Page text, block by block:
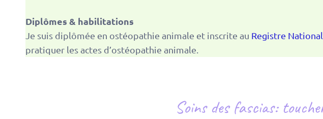
Diplômes & habilitations
Je suis diplômée en ostéopathie animale et inscrite au Registre
pratiquer les actes d’ostéopathie animale.
Soins des fascias: